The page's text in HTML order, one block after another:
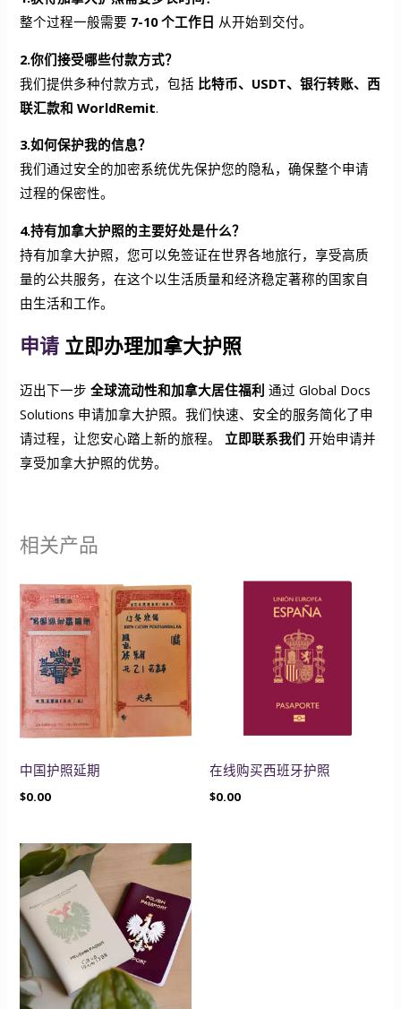
整个过程一般需要 7-10 个工作日 从开始到交付。
2.你们接受哪些付款方式？
我们提供多种付款方式，包括 比特币、USDT、银行转账、西
联汇款和 WorldRemit.
3.如何保护我的信息？
我们通过安全的加密系统优先保护您的隐私，确保整个申请
过程的保密性。
4.持有加拿大护照的主要好处是什么？
持有加拿大护照，您可以免签证在世界各地旅行，享受高质
量的公共服务，在这个以生活质量和经济稳定著称的国家自
由生活和工作。
申请 立即办理加拿大护照
迈出下一步全球流动性和加拿大居住福利 通过 Global Docs
Solutions 申请加拿大护照。我们快速、安全的服务简化了申
请过程，让您安心踏上新的旅程。 立即联系我们 开始申请并
享受加拿大护照的优势。
相关产品
中国护照延期
$0.00
在线购买西班牙护照
$0.00